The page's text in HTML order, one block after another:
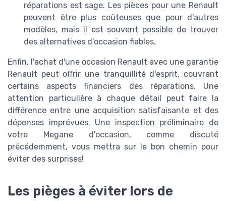
réparations est sage. Les pièces pour une Renault
peuvent être plus coûteuses que pour d'autres
modèles, mais il est souvent possible de trouver
des alternatives d'occasion fiables.
Enfin, l'achat d'une occasion Renault avec une garantie
Renault peut offrir une tranquillité d'esprit, couvrant
certains aspects financiers des réparations. Une
attention particulière à chaque détail peut faire la
différence entre une acquisition satisfaisante et des
dépenses imprévues. Une inspection préliminaire de
votre Megane d'occasion, comme discuté
précédemment, vous mettra sur le bon chemin pour
éviter des surprises!
Les pièges à éviter lors de